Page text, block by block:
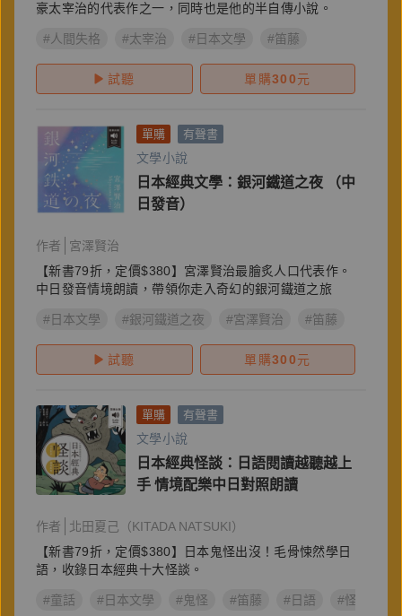
豪太宰治的代表作之一，同時也是他的半自傳小說。
#人間失格 #太宰治 #日本文學 #笛藤
試聽 單購300元
單購 有聲書
文學小說
日本經典文學：銀河鐵道之夜 （中
日發音）
作者
宮澤賢治
【新書79折，定價$380】宮澤賢治最膾炙人口代表作。
中日發音情境朗讀，帶領你走入奇幻的銀河鐵道之旅
#日本文學 #銀河鐵道之夜 #宮澤賢治 #笛藤
試聽 單購300元
單購 有聲書
文學小說
日本經典怪談：日語閱讀越聽越上
手 情境配樂中日對照朗讀
作者
北田夏己（KITADA NATSUKI）
【新書79折，定價$380】日本鬼怪出沒！毛骨悚然學日
語，收錄日本經典十大怪談。
#童話 #日本文學 #鬼怪 #笛藤 #日語 #怪談